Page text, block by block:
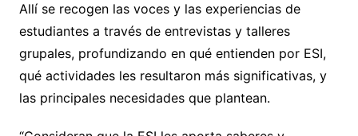
Allí se recogen las voces y las experiencias de
estudiantes a través de entrevistas y talleres
grupales, profundizando en qué entienden por ESI,
qué actividades les resultaron más significativas, y
las principales necesidades que plantean.